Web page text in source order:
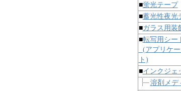
■蛍光テープ
■蓄光性夜光
■ガラス用装
■転写用シー
(アプリケ
ト)
■インクジェ
溶剤メデ